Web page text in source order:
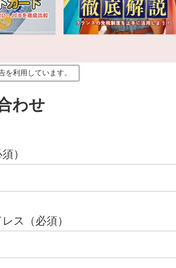
を利用しています。
わせ
）
ス（必須）